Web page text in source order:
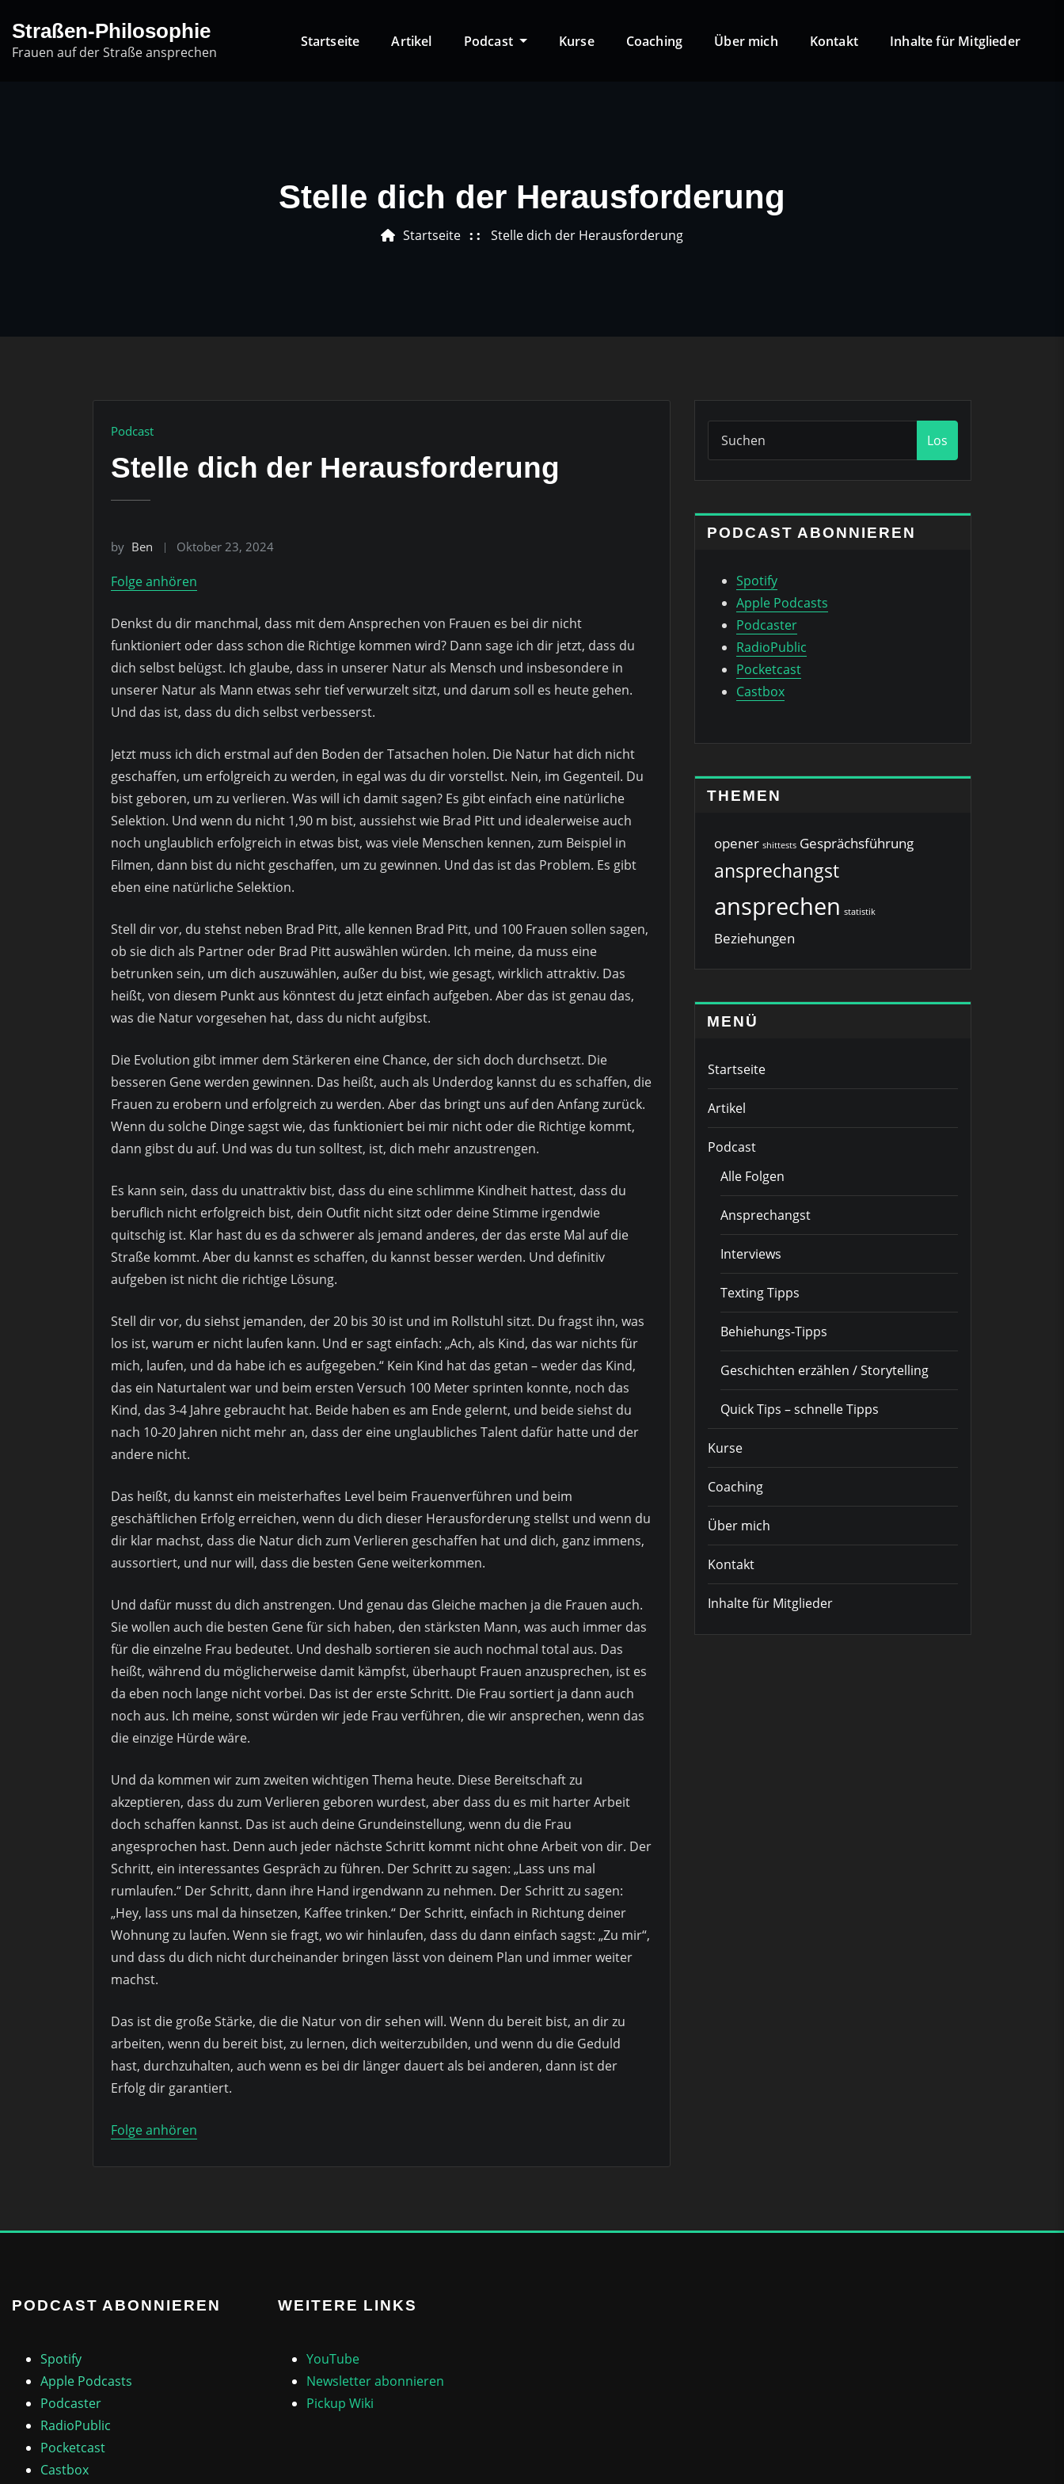
content
Straßen-Philosophie
Frauen auf der Straße ansprechen
Startseite Artikel Podcast Kurse Coaching Über mich Kontakt Inhalte für Mitglieder
Stelle dich der Herausforderung
Startseite Stelle dich der Herausforderung
Podcast
Stelle dich der Herausforderung
by Ben Oktober 23, 2024
Folge anhören
Denkst du dir manchmal, dass mit dem Ansprechen von Frauen es bei dir nicht
funktioniert oder dass schon die Richtige kommen wird? Dann sage ich dir jetzt, dass du
dich selbst belügst. Ich glaube, dass in unserer Natur als Mensch und insbesondere in
unserer Natur als Mann etwas sehr tief verwurzelt sitzt, und darum soll es heute gehen.
Und das ist, dass du dich selbst verbesserst.
Jetzt muss ich dich erstmal auf den Boden der Tatsachen holen. Die Natur hat dich nicht
geschaffen, um erfolgreich zu werden, in egal was du dir vorstellst. Nein, im Gegenteil. Du
bist geboren, um zu verlieren. Was will ich damit sagen? Es gibt einfach eine natürliche
Selektion. Und wenn du nicht 1,90 m bist, aussiehst wie Brad Pitt und idealerweise auch
noch unglaublich erfolgreich in etwas bist, was viele Menschen kennen, zum Beispiel in
Filmen, dann bist du nicht geschaffen, um zu gewinnen. Und das ist das Problem. Es gibt
eben eine natürliche Selektion.
Stell dir vor, du stehst neben Brad Pitt, alle kennen Brad Pitt, und 100 Frauen sollen sagen,
ob sie dich als Partner oder Brad Pitt auswählen würden. Ich meine, da muss eine
betrunken sein, um dich auszuwählen, außer du bist, wie gesagt, wirklich attraktiv. Das
heißt, von diesem Punkt aus könntest du jetzt einfach aufgeben. Aber das ist genau das,
was die Natur vorgesehen hat, dass du nicht aufgibst.
Die Evolution gibt immer dem Stärkeren eine Chance, der sich doch durchsetzt. Die
besseren Gene werden gewinnen. Das heißt, auch als Underdog kannst du es schaffen, die
Frauen zu erobern und erfolgreich zu werden. Aber das bringt uns auf den Anfang zurück.
Wenn du solche Dinge sagst wie, das funktioniert bei mir nicht oder die Richtige kommt,
dann gibst du auf. Und was du tun solltest, ist, dich mehr anzustrengen.
Es kann sein, dass du unattraktiv bist, dass du eine schlimme Kindheit hattest, dass du
beruflich nicht erfolgreich bist, dein Outfit nicht sitzt oder deine Stimme irgendwie
quitschig ist. Klar hast du es da schwerer als jemand anderes, der das erste Mal auf die
Straße kommt. Aber du kannst es schaffen, du kannst besser werden. Und definitiv
aufgeben ist nicht die richtige Lösung.
Stell dir vor, du siehst jemanden, der 20 bis 30 ist und im Rollstuhl sitzt. Du fragst ihn, was
los ist, warum er nicht laufen kann. Und er sagt einfach: „Ach, als Kind, das war nichts für
mich, laufen, und da habe ich es aufgegeben.“ Kein Kind hat das getan – weder das Kind,
das ein Naturtalent war und beim ersten Versuch 100 Meter sprinten konnte, noch das
Kind, das 3-4 Jahre gebraucht hat. Beide haben es am Ende gelernt, und beide siehst du
nach 10-20 Jahren nicht mehr an, dass der eine unglaubliches Talent dafür hatte und der
andere nicht.
Das heißt, du kannst ein meisterhaftes Level beim Frauenverführen und beim
geschäftlichen Erfolg erreichen, wenn du dich dieser Herausforderung stellst und wenn du
dir klar machst, dass die Natur dich zum Verlieren geschaffen hat und dich, ganz immens,
aussortiert, und nur will, dass die besten Gene weiterkommen.
Und dafür musst du dich anstrengen. Und genau das Gleiche machen ja die Frauen auch.
Sie wollen auch die besten Gene für sich haben, den stärksten Mann, was auch immer das
für die einzelne Frau bedeutet. Und deshalb sortieren sie auch nochmal total aus. Das
heißt, während du möglicherweise damit kämpfst, überhaupt Frauen anzusprechen, ist es
da eben noch lange nicht vorbei. Das ist der erste Schritt. Die Frau sortiert ja dann auch
noch aus. Ich meine, sonst würden wir jede Frau verführen, die wir ansprechen, wenn das
die einzige Hürde wäre.
Und da kommen wir zum zweiten wichtigen Thema heute. Diese Bereitschaft zu
akzeptieren, dass du zum Verlieren geboren wurdest, aber dass du es mit harter Arbeit
doch schaffen kannst. Das ist auch deine Grundeinstellung, wenn du die Frau
angesprochen hast. Denn auch jeder nächste Schritt kommt nicht ohne Arbeit von dir. Der
Schritt, ein interessantes Gespräch zu führen. Der Schritt zu sagen: „Lass uns mal
rumlaufen.“ Der Schritt, dann ihre Hand irgendwann zu nehmen. Der Schritt zu sagen:
„Hey, lass uns mal da hinsetzen, Kaffee trinken.“ Der Schritt, einfach in Richtung deiner
Wohnung zu laufen. Wenn sie fragt, wo wir hinlaufen, dass du dann einfach sagst: „Zu mir“,
und dass du dich nicht durcheinander bringen lässt von deinem Plan und immer weiter
machst.
Das ist die große Stärke, die die Natur von dir sehen will. Wenn du bereit bist, an dir zu
arbeiten, wenn du bereit bist, zu lernen, dich weiterzubilden, und wenn du die Geduld
hast, durchzuhalten, auch wenn es bei dir länger dauert als bei anderen, dann ist der
Erfolg dir garantiert.
Folge anhören
Los
PODCAST ABONNIEREN
Spotify
Apple Podcasts
Podcaster
RadioPublic
Pocketcast
Castbox
THEMEN
opener shittests Gesprächsführung
ansprechangst
ansprechen statistik
Beziehungen
MENÜ
Startseite
Artikel
Podcast
Alle Folgen
Ansprechangst
Interviews
Texting Tipps
Behiehungs-Tipps
Geschichten erzählen / Storytelling
Quick Tips – schnelle Tipps
Kurse
Coaching
Über mich
Kontakt
Inhalte für Mitglieder
PODCAST ABONNIEREN
Spotify
Apple Podcasts
Podcaster
RadioPublic
Pocketcast
Castbox
WEITERE LINKS
YouTube
Newsletter abonnieren
Pickup Wiki